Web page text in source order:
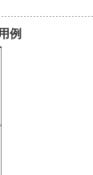
例